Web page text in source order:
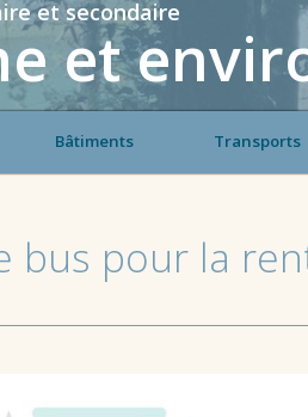
et secondaire
et
Bâtiments Transports
bus pour la